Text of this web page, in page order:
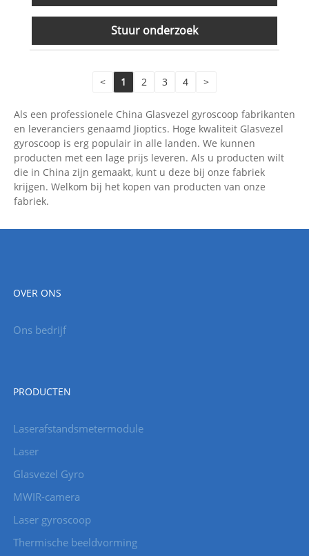
Stuur onderzoek
< 1 2 3 4 >
Als een professionele China Glasvezel gyroscoop fabrikanten
en leveranciers genaamd Jioptics. Hoge kwaliteit Glasvezel
gyroscoop is erg populair in alle landen. We kunnen
producten met een lage prijs leveren. Als u producten wilt
die in China zijn gemaakt, kunt u deze bij onze fabriek
krijgen. Welkom bij het kopen van producten van onze
fabriek.
OVER ONS
Ons bedrijf
PRODUCTEN
Laserafstandsmetermodule
Laser
Glasvezel Gyro
MWIR-camera
Laser gyroscoop
Thermische beeldvorming